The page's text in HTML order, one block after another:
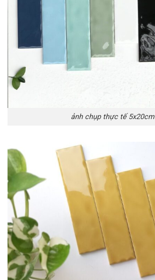
ảnh chụp thực tế 5x20cm